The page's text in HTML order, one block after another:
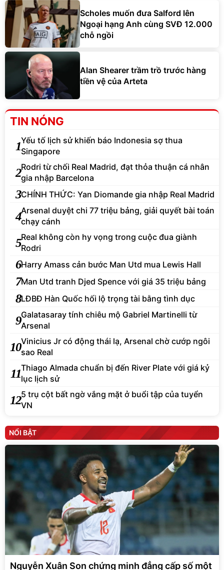
Scholes muốn đưa Salford lên
Ngoại hạng Anh cùng SVĐ 12.000
chỗ ngồi
Alan Shearer trầm trồ trước hàng
tiền vệ của Arteta
TIN NÓNG
1Yếu tố lịch sử khiến báo Indonesia sợ thua
Singapore
2Rodri từ chối Real Madrid, đạt thỏa thuận cá nhân
gia nhập Barcelona
3CHÍNH THỨC: Yan Diomande gia nhập Real Madrid
4Arsenal duyệt chi 77 triệu bảng, giải quyết bài toán
chạy cánh
5Real không còn hy vọng trong cuộc đua giành
Rodri
6Harry Amass cản bước Man Utd mua Lewis Hall
7Man Utd tranh Djed Spence với giá 35 triệu bảng
8LĐBĐ Hàn Quốc hối lộ trọng tài bằng tình dục
9Galatasaray tính chiêu mộ Gabriel Martinelli từ
Arsenal
10Vinicius Jr có động thái lạ, Arsenal chờ cướp ngôi
sao Real
11Thiago Almada chuẩn bị đến River Plate với giá kỷ
lục lịch sử
125 trụ cột bất ngờ vắng mặt ở buổi tập của tuyển
VN
NỔI BẬT
Nguyễn Xuân Son chứng minh đẳng cấp số một